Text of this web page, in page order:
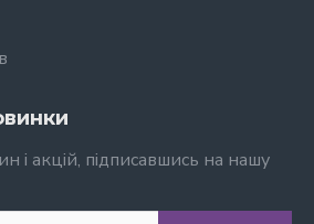
і акцій, підписавшись на нашу